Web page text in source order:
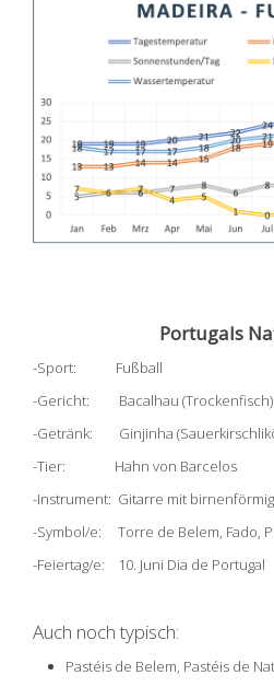
Portugals
-Sport: Fußball
-Gericht: Bacalhau (Trockenfisch)
-Getränk: Ginjinha
-Tier: Hahn von Barcelos
-Instrument: Gitarre mit
-Symbol/e: Torre de Belem, Fado,
-Feiertag/e: 10. Juni Dia de Portugal
Auch noch typisch:
Pastéis de Belem, Pastéis de